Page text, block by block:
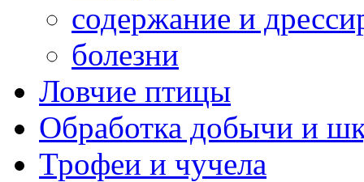
содержание и
болезни
Ловчие птицы
Обработка добычи и
Трофеи и чучела